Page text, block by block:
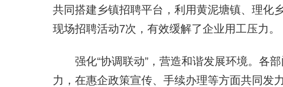
共同搭建乡镇招聘平台，利用黄泥塘镇、理化
现场招聘活动7次，有效缓解了企业用工压力。
强化“协调联动”，营造和谐发展环境。各部
力，在惠企政策宣传、手续办理等方面共同发